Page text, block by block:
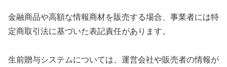
金融商品や高額な情報商材を販売する場合、事業者には特
定商取引法に基づいた表記責任があります。
生前贈与システムについては、運営会社や販売者の情報が